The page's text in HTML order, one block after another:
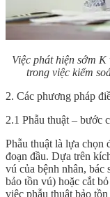
Việc phát hiện sớm
trong việc kiểm
2. Các phương pháp
2.1 Phẫu thuật – bước
Phẫu thuật là lựa chọn
đoạn đầu. Dựa trên
vú của bệnh nhân, bác
bảo tồn vú) hoặc cắt
việc phẫu thuật bảo